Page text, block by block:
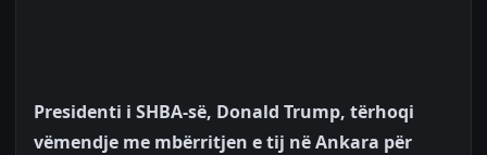
Presidenti i SHBA-së, Donald Trump, tërhoqi
vëmendje me mbërritjen e tij në Ankara për